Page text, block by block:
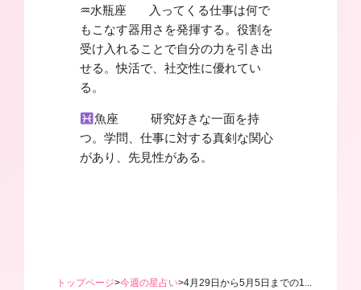
♒︎水瓶座 入ってくる仕事は何で
もこなす器用さを発揮する。役割を
受け入れることで自分の力を引き出
せる。快活で、社交性に優れてい
る。
魚座 研究好きな一面を持
つ。学問、仕事に対する真剣な関心
があり、先見性がある。
トップページ>今週の星占い>4月29日から5月5日までの1...